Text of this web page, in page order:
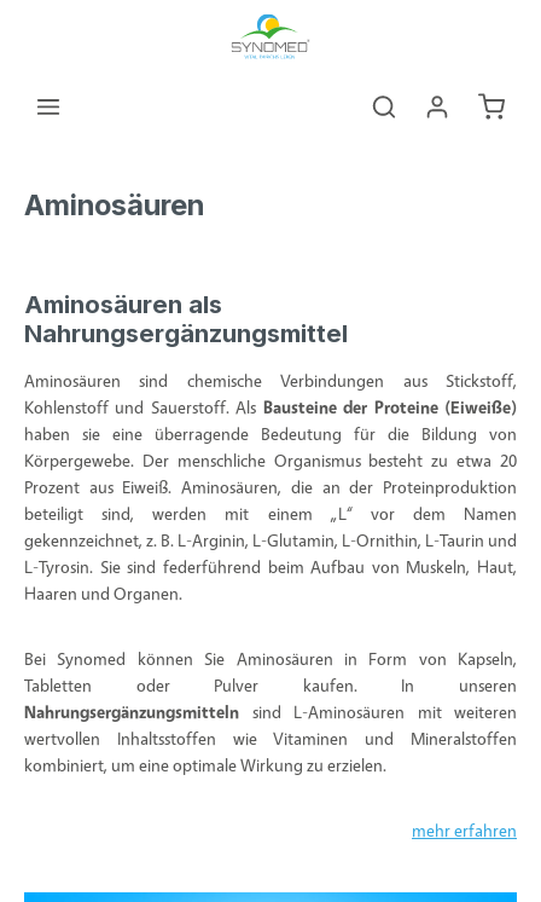
Aminosäuren
Aminosäuren als
Nahrungsergänzungsmittel
Aminosäuren sind chemische Verbindungen aus Stickstoff,
Kohlenstoff und Sauerstoff. Als Bausteine der Proteine (Eiweiße)
haben sie eine überragende Bedeutung für die Bildung von
Körpergewebe. Der menschliche Organismus besteht zu etwa 20
Prozent aus Eiweiß. Aminosäuren, die an der Proteinproduktion
beteiligt sind, werden mit einem „L“ vor dem Namen
gekennzeichnet, z. B. L-Arginin, L-Glutamin, L-Ornithin, L-Taurin und
L-Tyrosin. Sie sind federführend beim Aufbau von Muskeln, Haut,
Haaren und Organen.
Bei Synomed können Sie Aminosäuren in Form von Kapseln,
Tabletten oder Pulver kaufen. In unseren
Nahrungsergänzungsmitteln sind L-Aminosäuren mit weiteren
wertvollen Inhaltsstoffen wie Vitaminen und Mineralstoffen
kombiniert, um eine optimale Wirkung zu erzielen.
mehr erfahren